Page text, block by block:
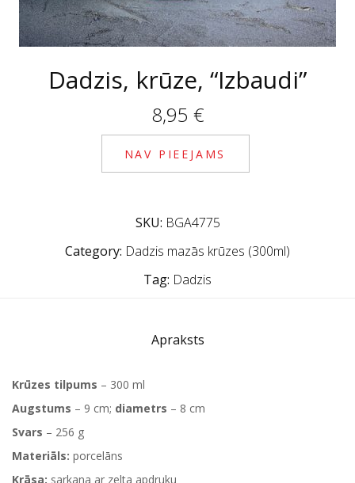
Dadzis, krūze, “Izbaudi”
8,95 €
NAV PIEEJAMS
SKU: BGA4775
Category: Dadzis mazās krūzes (300ml)
Tag: Dadzis
Apraksts
Krūzes tilpums – 300 ml
Augstums – 9 cm; diametrs – 8 cm
Svars – 256 g
Materiāls: porcelāns
Krāsa: sarkana ar zelta apdruku